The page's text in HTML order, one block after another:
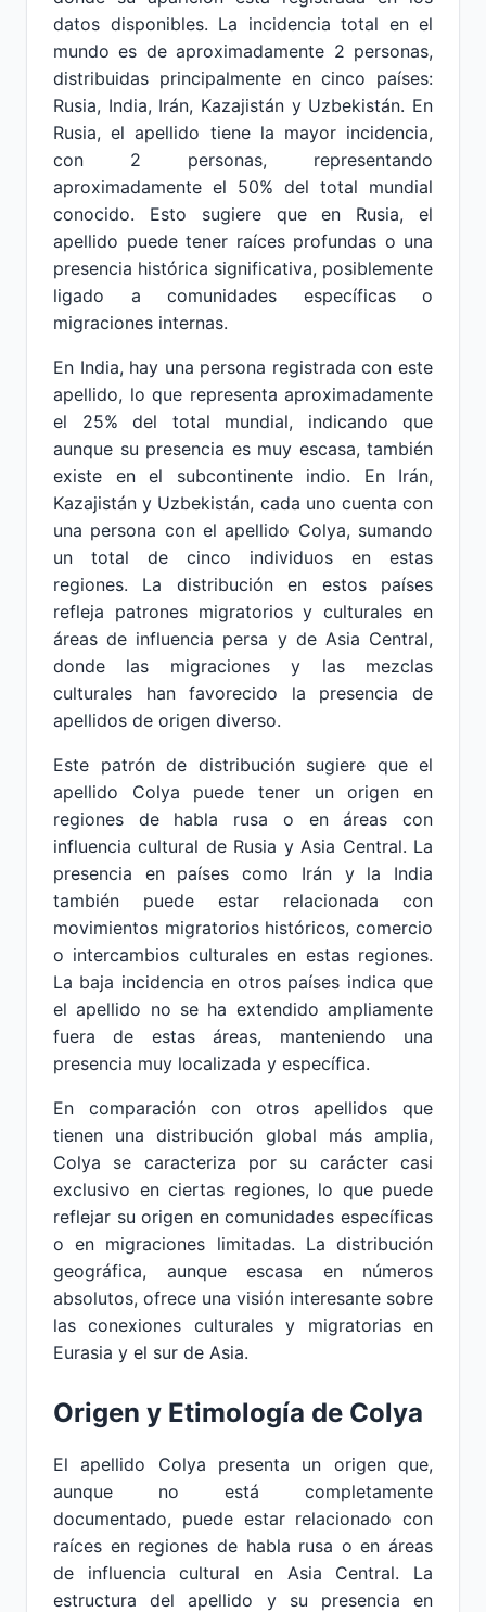
datos disponibles. La incidencia total en el
mundo es de aproximadamente 2 personas,
distribuidas principalmente en cinco países:
Rusia, India, Irán, Kazajistán y Uzbekistán. En
Rusia, el apellido tiene la mayor incidencia,
con 2 personas, representando
aproximadamente el 50% del total mundial
conocido. Esto sugiere que en Rusia, el
apellido puede tener raíces profundas o una
presencia histórica significativa, posiblemente
ligado a comunidades específicas o
migraciones internas.
En India, hay una persona registrada con este
apellido, lo que representa aproximadamente
el 25% del total mundial, indicando que
aunque su presencia es muy escasa, también
existe en el subcontinente indio. En Irán,
Kazajistán y Uzbekistán, cada uno cuenta con
una persona con el apellido Colya, sumando
un total de cinco individuos en estas
regiones. La distribución en estos países
refleja patrones migratorios y culturales en
áreas de influencia persa y de Asia Central,
donde las migraciones y las mezclas
culturales han favorecido la presencia de
apellidos de origen diverso.
Este patrón de distribución sugiere que el
apellido Colya puede tener un origen en
regiones de habla rusa o en áreas con
influencia cultural de Rusia y Asia Central. La
presencia en países como Irán y la India
también puede estar relacionada con
movimientos migratorios históricos, comercio
o intercambios culturales en estas regiones.
La baja incidencia en otros países indica que
el apellido no se ha extendido ampliamente
fuera de estas áreas, manteniendo una
presencia muy localizada y específica.
En comparación con otros apellidos que
tienen una distribución global más amplia,
Colya se caracteriza por su carácter casi
exclusivo en ciertas regiones, lo que puede
reflejar su origen en comunidades específicas
o en migraciones limitadas. La distribución
geográfica, aunque escasa en números
absolutos, ofrece una visión interesante sobre
las conexiones culturales y migratorias en
Eurasia y el sur de Asia.
Origen y Etimología de Colya
El apellido Colya presenta un origen que,
aunque no está completamente
documentado, puede estar relacionado con
raíces en regiones de habla rusa o en áreas
de influencia cultural en Asia Central. La
estructura del apellido y su presencia en